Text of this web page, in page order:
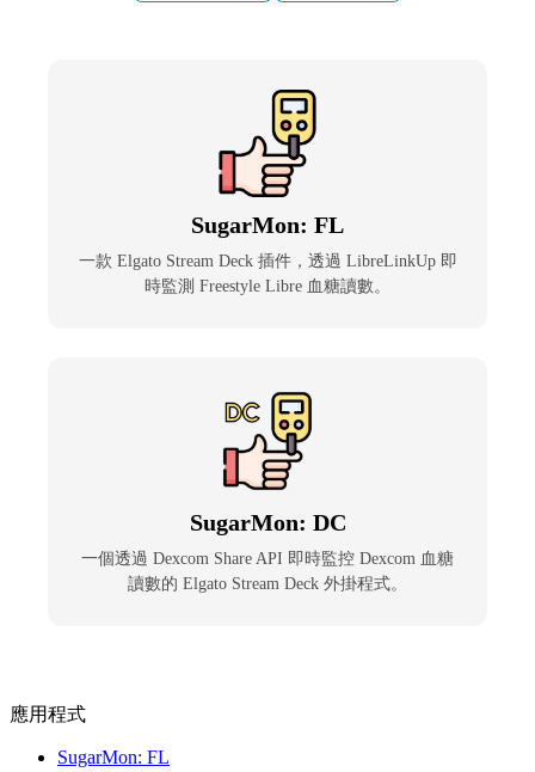
SugarMon: FL
一款 Elgato Stream Deck 插件，透過 LibreLinkUp 即
時監測 Freestyle Libre 血糖讀數。
SugarMon: DC
一個透過 Dexcom Share API 即時監控 Dexcom 血糖
讀數的 Elgato Stream Deck 外掛程式。
應用程式
SugarMon: FL